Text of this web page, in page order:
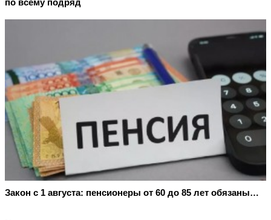
по всему подряд
Закон с 1 августа: пенсионеры от 60 до 85 лет обязаны…